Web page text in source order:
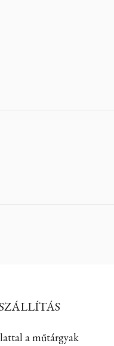
a műtárgyak